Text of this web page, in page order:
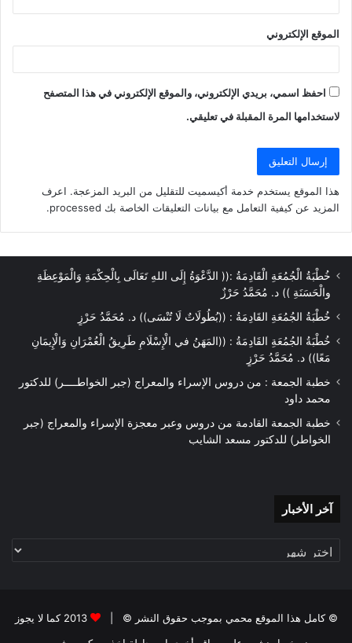
الموقع الإلكتروني
احفظ اسمي، بريدي الإلكتروني، والموقع الإلكتروني في هذا المتصفح
لاستخدامها المرة المقبلة في تعليقي.
هذا الموقع يستخدم خدمة أكيسميت للتقليل من البريد المزعجة. اعرف
المزيد عن كيفية التعامل مع بيانات التعليقات الخاصة بك processed
.
خُطْبَةُ الْجُمُعَةِ الْقَادِمَةُ :(( الدَّعْوَةُ إِلَى اللهِ تَعَالَى بِالْحِكْمَةِ وَالْمَوْعِظَةِ
والْحَسَنَةِ )) د. مُحَمَّدُ حَرْزٌ
خُطْبَةُ الجُمُعَةِ القَادِمَةُ : ((بُطُولَاتٌ لَا تُنْسَى)) د. مُحَمَّدُ حَرْزٍ
خُطْبَةُ الجُمُعَةِ القَادِمَةُ : ((المَهَنُ في الْإِسْلَامِ طَرِيقُ الْعُمْرَانِ وَالْإِيمَانِ
مَعًا)) د. مُحَمَّدُ حَرْزٍ
خطبة الجمعة : من دروس الإسراء والمعراج (جبر الخواطــــر) للدكتور
محمد داود
خطبة الجمعة القادمة من دروس وعبر معجزة الإسراء والمعراج (جبر
الخواطر) للدكتور مسعد الشايب
آخر الأخبار
© كامل هذا الموقع محمي بموجب حقوق النشر © |
2013 كما لا يجوز